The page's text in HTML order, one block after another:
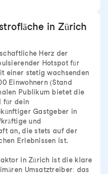
in Zürich
Herz der
Hotspot für
einer stetig wachsenden
Einwohnern (Stand
Publikum bietet die
für dein
Gastgeber in
und
an, die stets auf der
Erlebnissen ist.
in Zürich ist die klare
Umsatztreiber: das